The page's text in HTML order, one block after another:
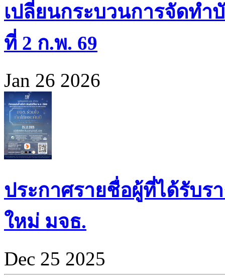
เปลี่ยนกระบวนการจัดทำ
ที่ 2 ก.พ. 69
Jan 26 2026
ประกาศรายชื่อผู้ที่ได้รับ
ใหม่ มจธ.
Dec 25 2025